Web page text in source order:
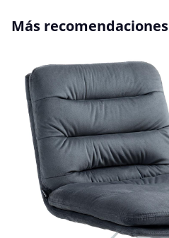
Omitir la galería de productos
Más recomendaciones